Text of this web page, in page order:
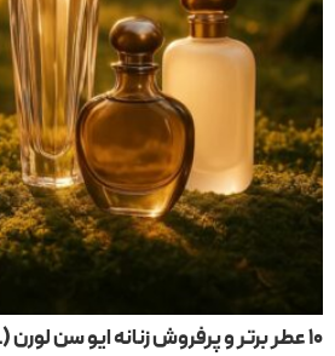
۱۰ عطر برتر و پرفروش زنانه ایو سن لورن (YSL) که باید بشناسید